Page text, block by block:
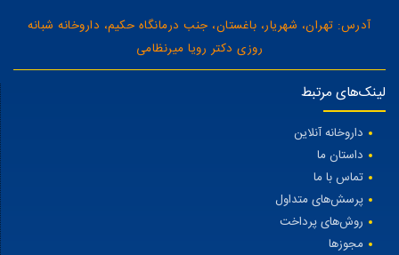
آدرس: تهران، شهریار، باغستان، جنب درمانگاه حکیم، داروخانه شبانه
روزی دکتر رویا میرنظامی
لینک‌های مرتبط
داروخانه آنلاین
داستان ما
تماس با ما
پرسش‌های متداول
روش‌های پرداخت
مجوزها